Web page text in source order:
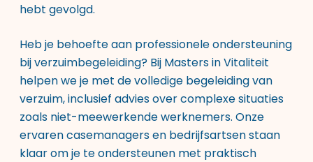
hebt gevolgd.
Heb je behoefte aan professionele ondersteuning
bij verzuimbegeleiding? Bij Masters in Vitaliteit
helpen we je met de volledige begeleiding van
verzuim, inclusief advies over complexe situaties
zoals niet-meewerkende werknemers. Onze
ervaren casemanagers en bedrijfsartsen staan
klaar om je te ondersteunen met praktisch